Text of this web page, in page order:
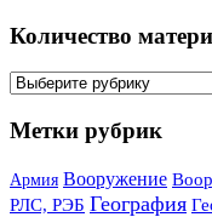
Количество
Количество
Метки рубрик
Армия Вооружение
РЛС, РЭБ География